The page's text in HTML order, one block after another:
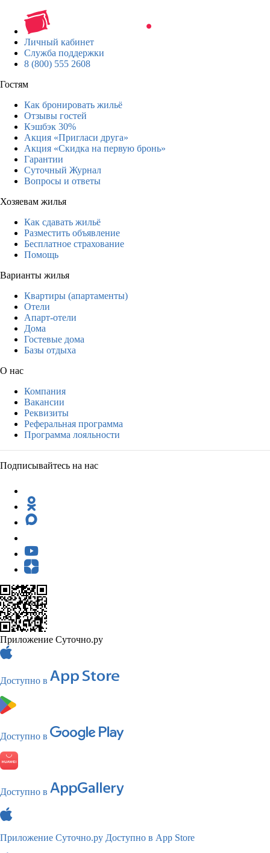
Личный кабинет
Служба поддержки
8 (800) 555 2608
Гостям
Как бронировать жильё
Отзывы гостей
Кэшбэк 30%
Акция «Пригласи друга»
Акция «Скидка на первую бронь»
Гарантии
Суточный Журнал
Вопросы и ответы
Хозяевам жилья
Как сдавать жильё
Разместить объявление
Бесплатное страхование
Помощь
Варианты жилья
Квартиры (апартаменты)
Отели
Апарт-отели
Дома
Гостевые дома
Базы отдыха
О нас
Компания
Вакансии
Реквизиты
Реферальная программа
Программа лояльности
Подписывайтесь на нас
Приложение Суточно.ру
Доступно в
Доступно в
Доступно в
Приложение Суточно.ру Доступно в App Store